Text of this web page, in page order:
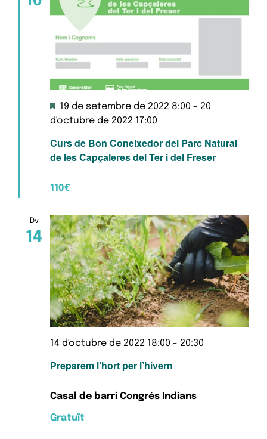
Curs de Bon Coneixedor del Parc Natural
de les Capçaleres del Ter i del Freser
Destacats
19 de setembre de 2022 8:00 - 20
d'octubre de 2022 17:00
110€
Dv
14
Preparem l’hort per l’hivern
14 d'octubre de 2022 18:00 - 20:30
Casal de barri Congrés Indians
Gratuït